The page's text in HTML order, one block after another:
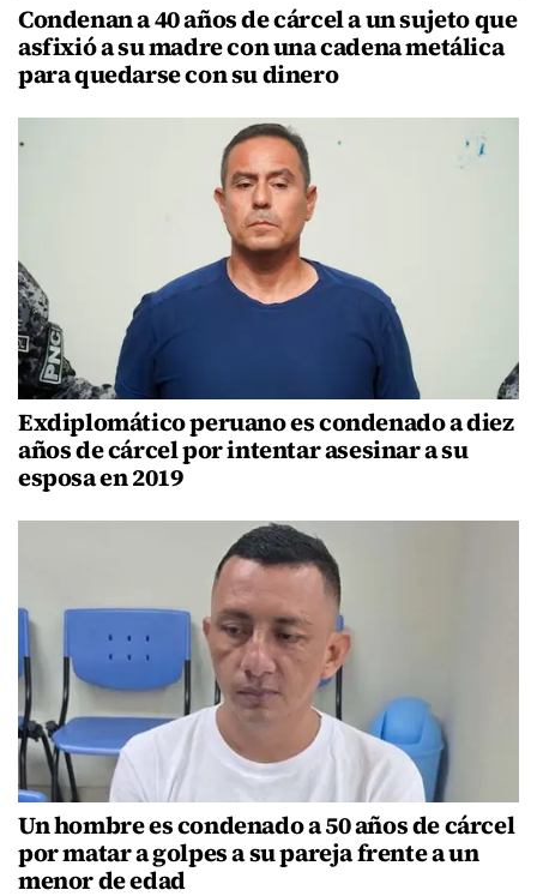
Condenan a 40 años de cárcel a un sujeto que
asfixió a su madre con una cadena metálica
para quedarse con su dinero
Exdiplomático peruano es condenado a diez
años de cárcel por intentar asesinar a su
esposa en 2019
Un hombre es condenado a 50 años de cárcel
por matar a golpes a su pareja frente a un
menor de edad